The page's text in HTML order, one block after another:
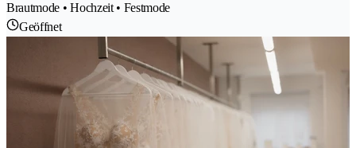
Brautmode • Hochzeit • Festmode
Geöffnet